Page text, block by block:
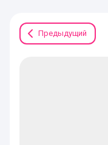
Предыдущий